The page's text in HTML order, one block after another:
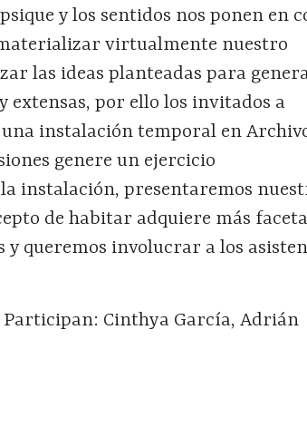
y los sentidos nos ponen en
virtualmente nuestro
las ideas planteadas para
extensas, por ello los invitados a
instalación temporal en
genere un ejercicio
instalación, presentaremos
de habitar adquiere más
queremos involucrar a los
| Participan: Cinthya García, Adrián